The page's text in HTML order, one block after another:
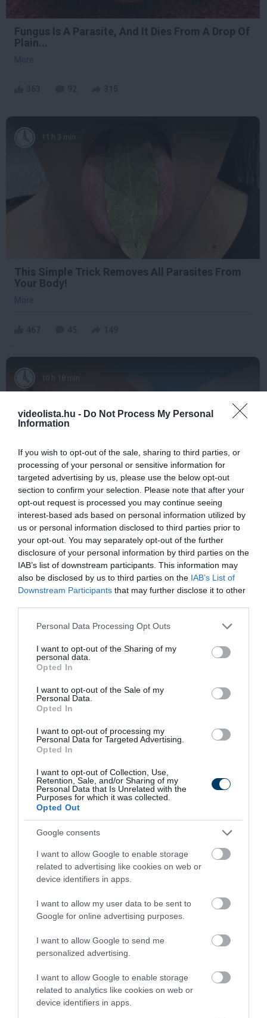
videolista.hu - Do Not Process My Personal
Information
If you wish to opt-out of the sale, sharing to third parties, or
processing of your personal or sensitive information for
targeted advertising by us, please use the below opt-out
section to confirm your selection. Please note that after your
opt-out request is processed you may continue seeing
interest-based ads based on personal information utilized by
us or personal information disclosed to third parties prior to
your opt-out. You may separately opt-out of the further
disclosure of your personal information by third parties on the
IAB’s list of downstream participants. This information may
also be disclosed by us to third parties on the IAB’s List of
Downstream Participants that may further disclose it to other
Please note that this website/app uses one or more Google
not limited to your visit or usage behaviour. You may click to
grant or deny consent to Google and its third-party tags to
use your data for below specified purposes in below Google
consent section.
Personal Data Processing Opt Outs
I want to opt-out of the Sharing of my
personal data.
Opted In
I want to opt-out of the Sale of my
Personal Data.
Opted In
I want to opt-out of processing my
Personal Data for Targeted Advertising.
Opted In
I want to opt-out of Collection, Use,
Retention, Sale, and/or Sharing of my
Personal Data that Is Unrelated with the
Purposes for which it was collected.
Opted Out
Google consents
I want to allow Google to enable storage
related to advertising like cookies on web or
device identifiers in apps.
I want to allow my user data to be sent to
Google for online advertising purposes.
I want to allow Google to send me
personalized advertising.
I want to allow Google to enable storage
related to analytics like cookies on web or
device identifiers in apps.
Fungus Is A Parasite, And It Dies From A Drop Of
Plain...
More
11 h 3 min
This Simple Trick Removes All Parasites From
Your Body!
More
10 h 18 min
Fungus Dries Up And Falls Off After The First
Use
More
463 101 392
Stop Eating These 3 Foods That Are Known to
210 192
2 h 31 min
One Teaspoon And All The Worms In The Body
Die Instantly